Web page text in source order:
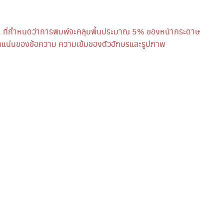
กำหนดว่าการพิมพ์จะคลุมพื้นประมาณ 5% ของหน้ากระดาษ
นของข้อความ ความเข้มของตัวอักษรและรูปภาพ